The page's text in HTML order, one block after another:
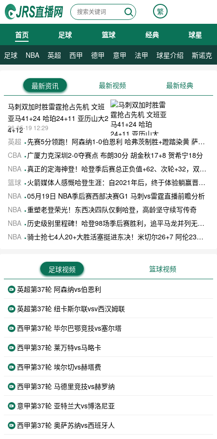
繁
首页 足球 篮球 经典 球星
足球 NBA 英超 西甲 德甲 意甲 法甲 球星介绍 斯诺克
最新资讯 最新视频 最新经典
马刺双加时胜雷霆抢占先机 文班
亚马41+24 哈珀24+11 亚历山大2
4+12
26-05-19 12:29
英超
先赛5分领跑！阿森纳1-0伯恩利 哈弗茨制胜+蹬踏染黄 萨卡献助攻
CBA
广厦力克深圳2-0夺赛点 布朗30分 胡金秋17+8 贺希宁18分
NBA 真正的定海神登！哈登季后赛总正负值+62、次轮+32，双数据领跑骑士全队
篮球
火箭媒体人感慨哈登生涯：自2021年后，终于体验躺赢晋级滋味
NBA 05月19日 NBA季后赛西部决赛G1 马刺vs雷霆直播前瞻分析
NBA 重塑老登荣光！东西决四队仅剩哈登，高龄坚守续写传奇
NBA
历史级别里程碑！哈登98场季后赛胜利，追平马龙并列无冠球员历史第一
NBA 骑士抢七4人20+大胜活塞挺进东决！米切尔26+7 阿伦23分 梅里尔23分 詹金斯17分
足球视频 篮球视频
英超第37轮 阿森纳vs伯恩利
英超第37轮 纽卡斯尔联vsv西汉姆联
西甲第37轮 毕尔巴鄂竞技vs塞尔塔
西甲第37轮 莱万特vs马略卡
西甲第37轮 埃尔切vs赫塔费
西甲第37轮 马德里竞技vs赫罗纳
意甲第37轮 亚特兰大vs博洛尼亚
西甲第37轮 奥萨苏纳vs西班牙人
08月06日 星期四